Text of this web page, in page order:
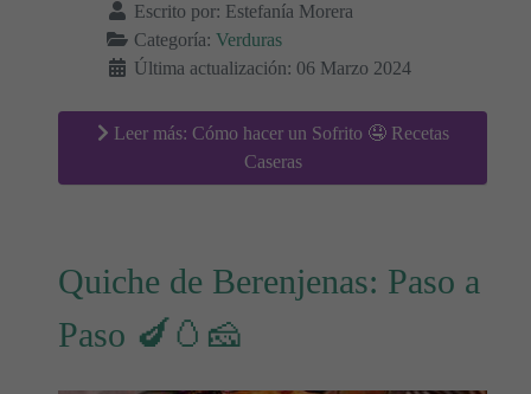
Escrito por: Estefanía Morera
Categoría: Verduras
Última actualización: 06 Marzo 2024
Leer más: Cómo hacer un Sofrito 🤤 Recetas
Caseras
Quiche de Berenjenas: Paso a
Paso 🍆🥚🧀